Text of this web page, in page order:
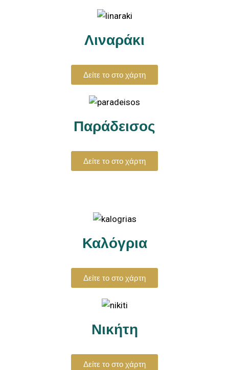
Λιναράκι
Δείτε το στο χάρτη
Παράδεισος
Δείτε το στο χάρτη
Καλόγρια
Δείτε το στο χάρτη
Νικήτη
Δείτε το στο χάρτη